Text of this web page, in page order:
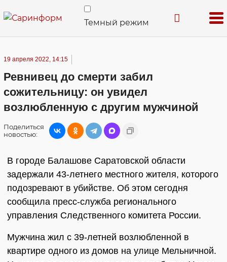
Темный режим
19 апреля 2022, 14:15
Ревнивец до смерти забил
сожительницу: он увидел
возлюбленную с другим мужчиной
Поделиться
новостью:
В городе Балашове Саратовской области
задержали 43-летнего местного жителя, которого
подозревают в убийстве. Об этом сегодня
сообщила пресс-служба регионального
управления Следственного комитета России.
Мужчина жил с 39-летней возлюбленной в
квартире одного из домов на улице Мельничной.